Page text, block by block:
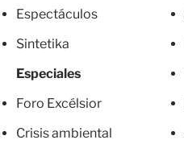
Espectáculos
Sintetika
Especiales
Foro Excélsior
Crisis ambiental